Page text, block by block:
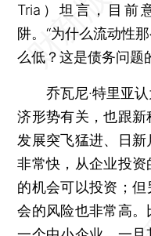
Tria）坦言，目前
阱。“为什么流动性
么低？这是债务问题
乔瓦尼·特里亚认
济形势有关，也跟
发展突飞猛进、日
非常快，从企业投
的机会可以投资；
会的风险也非常高